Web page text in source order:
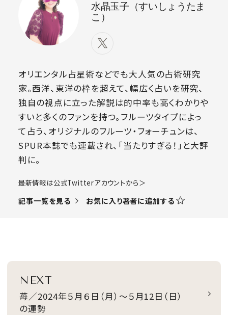
水晶玉子（すいしょうたま
こ）
オリエンタル占星術などでも大人気の占術研究
家。西洋、東洋の枠を超えて、幅広く占いを研究、
独自の視点に立った解説は的中率も高くわかりや
すいと多くのファンを持つ。フルーツタイプによっ
て占う、オリジナルのフルーツ・フォーチュンは、
SPUR本誌でも連載され、「当たりすぎる！」と大評
判に。
​最新情報は公式Twitterアカウントから＞
記事一覧を見る お気に入り著者に追加する
NEXT
苺／2024年５月６日（月）～５月12日（日）
の運勢